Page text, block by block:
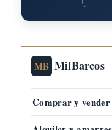
MB MilBarcos
Comprar y vender